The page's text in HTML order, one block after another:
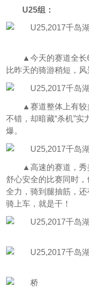
U25组：
▲今天的赛道全长
比昨天的骑游稍短，风
▲赛道整体上有较
不错，却暗藏“杀机”
爆。
▲高速的赛道，秀
舒心安全的比赛同时
全力，骑到腿抽筋，还
骑上车，就是干！